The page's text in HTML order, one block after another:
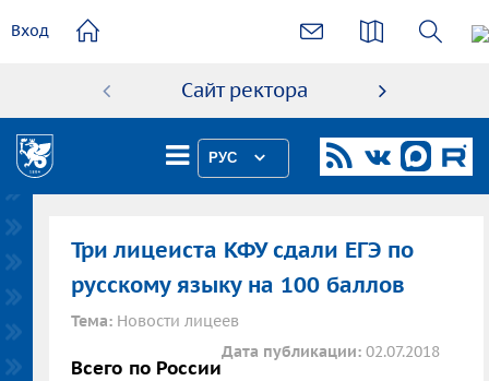
содержанию
Вход
Сайт ректора
РУС
Три лицеиста КФУ сдали ЕГЭ по
русскому языку на 100 баллов
Тема: Новости лицеев
Дата публикации: 02.07.2018
Всего по России